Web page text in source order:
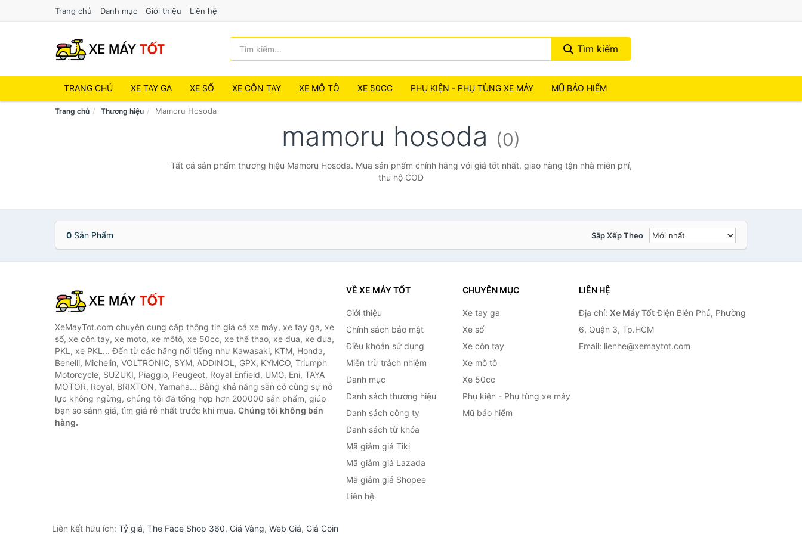
Trang chủ Danh mục Giới thiệu Liên hệ
Tìm kiếm
TRANG CHỦ XE TAY GA XE SỐ XE CÔN TAY XE MÔ TÔ XE 50CC PHỤ KIỆN - PHỤ TÙNG XE MÁY MŨ BẢO HIỂM
Trang chủ Thương hiệu Mamoru Hosoda
mamoru hosoda (0)
Tất cả sản phẩm thương hiệu Mamoru Hosoda. Mua sản phẩm chính hãng với giá tốt nhất, giao hàng tận nhà miễn phí,
thu hộ COD
0 Sản Phẩm Sắp Xếp Theo
XeMayTot.com chuyên cung cấp thông tin giá cả xe máy, xe tay ga, xe
số, xe côn tay, xe moto, xe môtô, xe 50cc, xe thể thao, xe đua, xe đua,
PKL, xe PKL... Đến từ các hãng nổi tiếng như Kawasaki, KTM, Honda,
Benelli, Michelin, VOLTRONIC, SYM, ADDINOL, GPX, KYMCO, Triumph
Motorcycle, SUZUKI, Piaggio, Peugeot, Royal Enfield, UMG, Eni, TAYA
MOTOR, Royal, BRIXTON, Yamaha... Bằng khả năng sẵn có cùng sự nỗ
lực không ngừng, chúng tôi đã tổng hợp hơn 200000 sản phẩm, giúp
bạn so sánh giá, tìm giá rẻ nhất trước khi mua. Chúng tôi không bán
hàng.
VỀ XE MÁY TỐT
Giới thiệu
Chính sách bảo mật
Điều khoản sử dụng
Miễn trừ trách nhiệm
Danh mục
Danh sách thương hiệu
Danh sách công ty
Danh sách từ khóa
Mã giảm giá Tiki
Mã giảm giá Lazada
Mã giảm giá Shopee
Liên hệ
CHUYÊN MỤC
Xe tay ga
Xe số
Xe côn tay
Xe mô tô
Xe 50cc
Phụ kiện - Phụ tùng xe máy
Mũ bảo hiểm
LIÊN HỆ
Địa chỉ: Xe Máy TốtĐiện Biên Phủ, Phường
6, Quận 3, Tp.HCM
Email: lienhe@xemaytot.com
Liên kết hữu ích: Tỷ giá, The Face Shop 360, Giá Vàng, Web Giá, Giá Coin